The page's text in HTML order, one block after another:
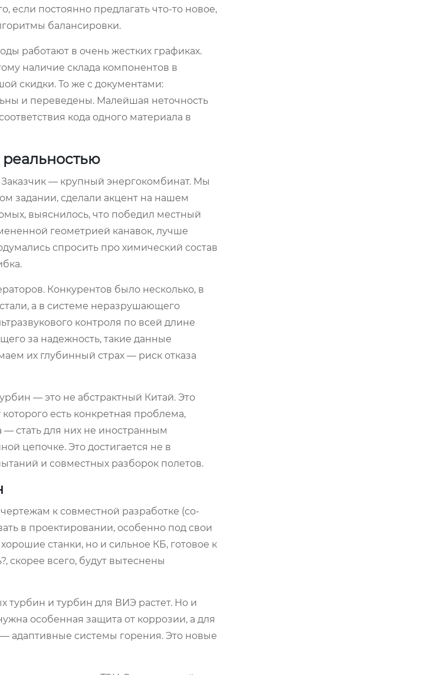
если постоянно предлагать что-то новое,
балансировки.
работают в очень жестких графиках.
наличие склада компонентов в
скидки. То же с документами:
и переведены. Малейшая неточность
кода одного материала в
— крупный энергокомбинат. Мы
задании, сделали акцент на нашем
выяснилось, что победил местный
геометрией канавок, лучше
спросить про химический состав
Конкурентов было несколько, в
а в системе неразрушающего
контроля по всей длине
за надежность, такие данные
их глубинный страх — риск отказа
— это не абстрактный Китай. Это
есть конкретная проблема,
— стать для них не иностранным
цепочке. Это достигается не в
и совместных разборок полетов.
к совместной разработке (co-
в проектировании, особенно под свои
станки, но и сильное КБ, готовое к
скорее всего, будут вытеснены
турбин и турбин для ВИЭ растет. Но и
особенная защита от коррозии, а для
адаптивные системы горения. Это новые